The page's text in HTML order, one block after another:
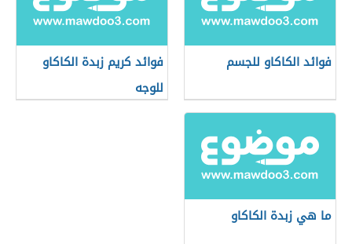
فوائد الكاكاو للجسم
فوائد كريم زبدة الكاكاو
للوجه
ما هي زبدة الكاكاو